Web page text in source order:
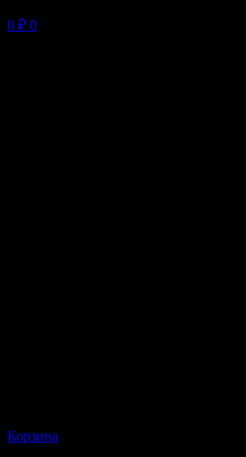
0 ₽ 0
Корзина